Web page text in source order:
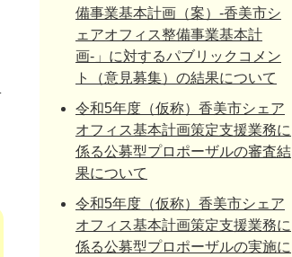
備事業基本計画（案）-香美市シ
ェアオフィス整備事業基本計
画-」に対するパブリックコメン
ト（意見募集）の結果について
令和5年度（仮称）香美市シェア
オフィス基本計画策定支援業務に
係る公募型プロポーザルの審査結
果について
令和5年度（仮称）香美市シェア
オフィス基本計画策定支援業務に
係る公募型プロポーザルの実施に